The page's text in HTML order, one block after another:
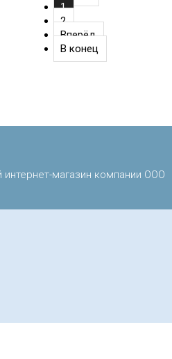
1
2
Вперёд
В конец
магазин компании ООО